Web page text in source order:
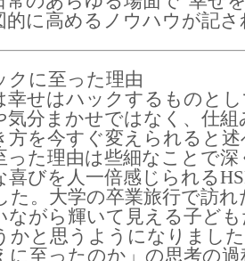
的に高めるノウハウが記
に至った理由
せはハックするものと
気分まかせではなく、仕
方を今すぐ変えられると
った理由は些細なことで
喜びを人一倍感じられる
た。大学の卒業旅行で訪
ながら輝いて見える子ど
かと思うようになりまし
に至ったのか」の思考の